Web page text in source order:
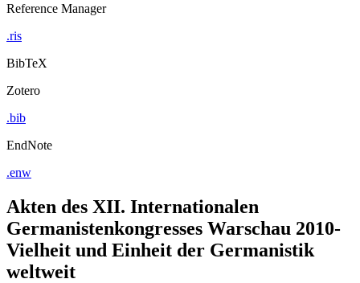
Reference Manager
.ris
BibTeX
Zotero
.bib
EndNote
.enw
Akten des XII. Internationalen
Germanistenkongresses Warschau 2010-
Vielheit und Einheit der Germanistik
weltweit